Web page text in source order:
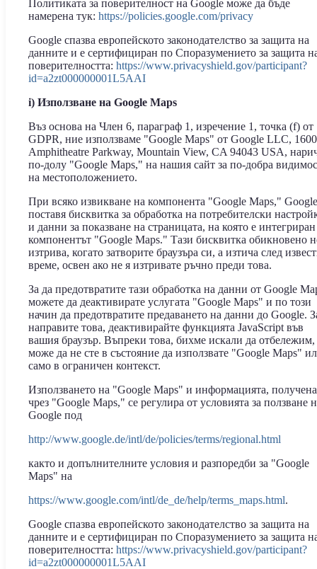
Политиката за поверителност на Google може да бъде
намерена тук: https://policies.google.com/privacy
Google спазва европейското законодателство за защита на
данните и е сертифициран по Споразумението за защита
поверителността: https://www.privacyshield.gov/participant?
id=a2zt000000001L5AAI
i) Използване на Google Maps
Въз основа на Член 6, параграф 1, изречение 1, точка (f) от
GDPR, ние използваме "Google Maps" от Google LLC, 1600
Amphitheatre Parkway, Mountain View, CA 94043 USA,
по-долу "Google Maps," на нашия сайт за по-добра
на местоположението.
При всяко извикване на компонента "Google Maps," Google
поставя бисквитка за обработка на потребителски
и данни за показване на страницата, на която е интегриран
компонентът "Google Maps." Тази бисквитка обикновено
изтрива, когато затворите браузъра си, а изтича след
време, освен ако не я изтривате ръчно преди това.
За да предотвратите тази обработка на данни от Google
можете да деактивирате услугата "Google Maps" и по този
начин да предотвратите предаването на данни до Google.
направите това, деактивирайте функцията JavaScript във
вашия браузър. Въпреки това, бихме искали да отбележим,
може да не сте в състояние да използвате "Google Maps"
само в ограничен контекст.
Използването на "Google Maps" и информацията, получена
чрез "Google Maps," се регулира от условията за ползване
Google под
http://www.google.de/intl/de/policies/terms/regional.html
както и допълнителните условия и разпоредби за "Google
Maps" на
https://www.google.com/intl/de_de/help/terms_maps.html.
Google спазва европейското законодателство за защита на
данните и е сертифициран по Споразумението за защита
поверителността: https://www.privacyshield.gov/participant?
id=a2zt000000001L5AAI